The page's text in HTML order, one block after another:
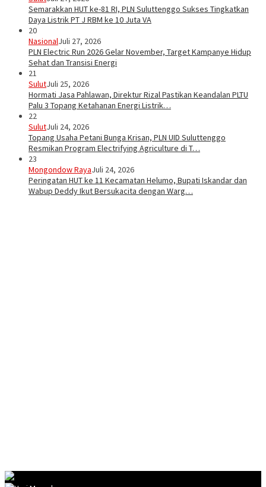
Semarakkan HUT ke-81 RI, PLN Suluttenggo Sukses Tingkatkan
Daya Listrik PT J RBM ke 10 Juta VA
20
NasionalJuli 27, 2026
PLN Electric Run 2026 Gelar November, Target Kampanye Hidup
Sehat dan Transisi Energi
21
SulutJuli 25, 2026
Hormati Jasa Pahlawan, Direktur Rizal Pastikan Keandalan PLTU
Palu 3 Topang Ketahanan Energi Listrik…
22
SulutJuli 24, 2026
Topang Usaha Petani Bunga Krisan, PLN UID Suluttenggo
Resmikan Program Electrifying Agriculture di T…
23
Mongondow RayaJuli 24, 2026
Peringatan HUT ke 11 Kecamatan Helumo, Bupati Iskandar dan
Wabup Deddy Ikut Bersukacita dengan Warg…